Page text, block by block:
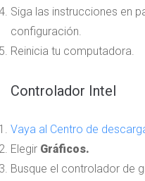
Siga las instrucciones en
configuración.
Reinicia tu computadora.
Controlador Intel
Vaya al Centro de
Elegir Gráficos.
Busque el controlador de